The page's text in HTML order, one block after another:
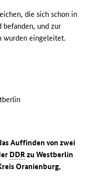
die sich schon in
befanden, und zur
wurden eingeleitet.
Auffinden von zwei
DDR zu Westberlin
Oranienburg,